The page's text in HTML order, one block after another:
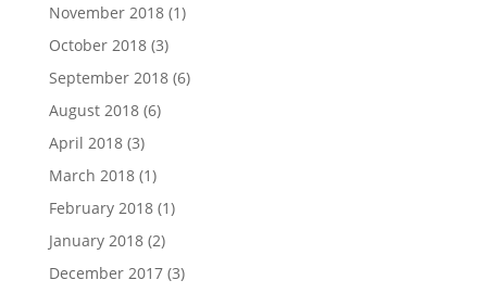
November 2018(1)
October 2018(3)
September 2018(6)
August 2018(6)
April 2018(3)
March 2018(1)
February 2018(1)
January 2018(2)
December 2017(3)